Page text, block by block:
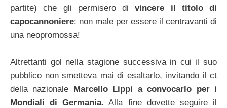
partite) che gli permisero divincere il titolo di
capocannoniere: non male per essere il centravanti di
una neopromossa!
Altrettanti gol nella stagione successiva in cui il suo
pubblico non smetteva mai di esaltarlo, invitando il ct
della nazionale Marcello Lippi a convocarlo per i
Mondiali di Germania. Alla fine dovette seguire il